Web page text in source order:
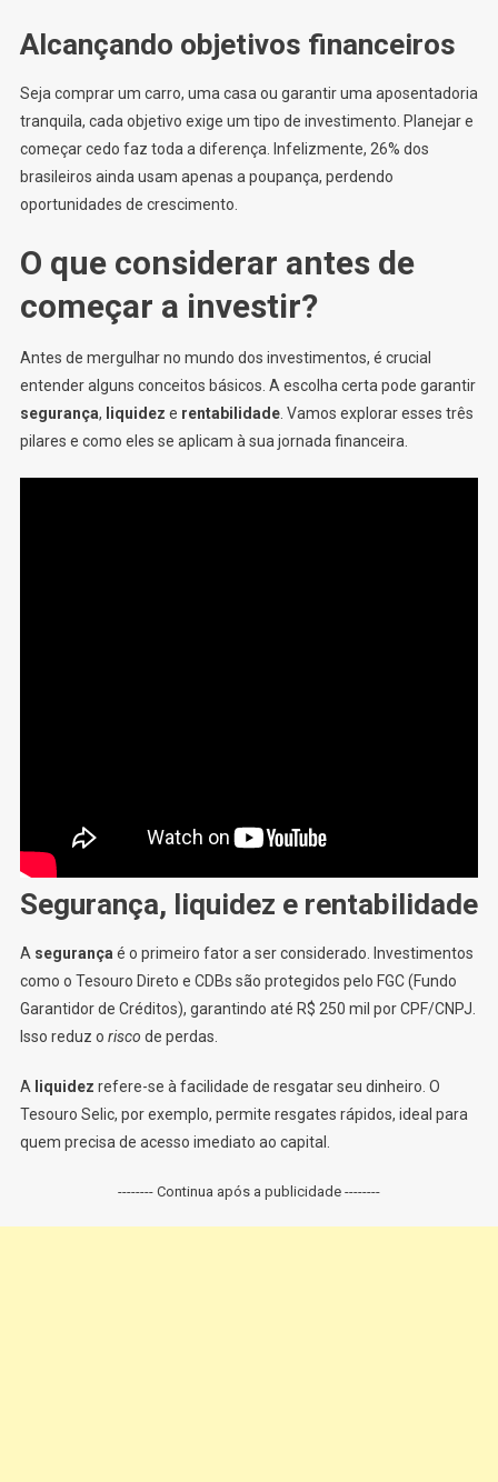
Alcançando objetivos financeiros
Seja comprar um carro, uma casa ou garantir uma aposentadoria
tranquila, cada objetivo exige um tipo de investimento. Planejar e
começar cedo faz toda a diferença. Infelizmente, 26% dos
brasileiros ainda usam apenas a poupança, perdendo
oportunidades de crescimento.
O que considerar antes de
começar a investir?
Antes de mergulhar no mundo dos investimentos, é crucial
entender alguns conceitos básicos. A escolha certa pode garantir
segurança, liquidez e rentabilidade. Vamos explorar esses três
pilares e como eles se aplicam à sua jornada financeira.
Segurança, liquidez e rentabilidade
A segurança é o primeiro fator a ser considerado. Investimentos
como o Tesouro Direto e CDBs são protegidos pelo FGC (Fundo
Garantidor de Créditos), garantindo até R$ 250 mil por CPF/CNPJ.
Isso reduz o risco de perdas.
A liquidez refere-se à facilidade de resgatar seu dinheiro. O
Tesouro Selic, por exemplo, permite resgates rápidos, ideal para
quem precisa de acesso imediato ao capital.
-------- Continua após a publicidade --------